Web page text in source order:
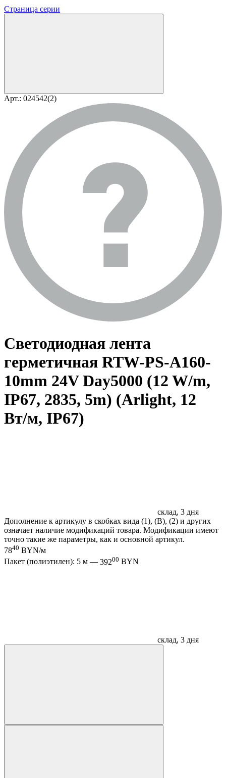
Страница серии
Арт.: 024542(2)
Светодиодная лента
герметичная RTW-PS-A160-
10mm 24V Day5000 (12 W/m,
IP67, 2835, 5m) (Arlight, 12
Вт/м, IP67)
склад, 3 дня
Дополнение к артикулу в скобках вида (1), (B), (2) и других
означает наличие модификаций товара. Модификации имеют
точно такие же параметры, как и основной артикул.
7840 BYN/м
Пакет (полиэтилен): 5 м — 39200 BYN
склад, 3 дня